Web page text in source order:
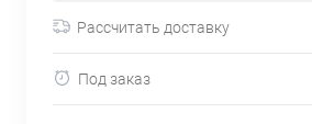
Рассчитать доставку
Под заказ